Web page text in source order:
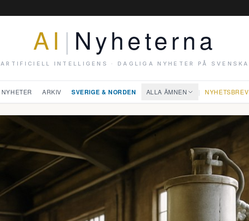
AI | Nyheterna
ARTIFICIELL INTELLIGENS · DAGLIGA NYHETER PÅ SVENSKA
NYHETER ARKIV SVERIGE & NORDEN ALLA ÄMNEN | NYHETSBREV